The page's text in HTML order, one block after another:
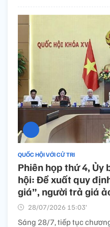
QUỐC HỘI VỚI CỬ TRI
Phiên họp thứ 4, Ủy
hội: Đề xuất quy
giá”, người trả giá
28/07/2026 15:03’
Sáng 28/7, tiếp tục